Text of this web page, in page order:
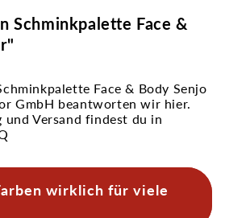
Schminkpalette Face &
Face & Body Senjo
GmbH beantworten wir hier.
und Versand findest du in
wirklich für viele